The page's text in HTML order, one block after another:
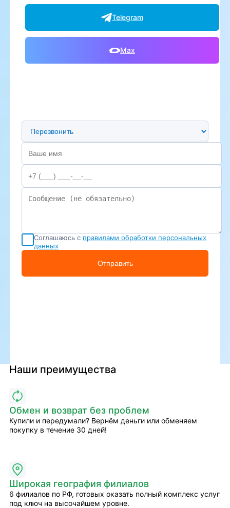
Telegram
Max
Предпочтительный способ связи
Соглашаюсь с правилами обработки персональных
данных
Отправить
Наши преимущества
Обмен и возврат без проблем
Купили и передумали? Вернём деньги или обменяем
покупку в течение 30 дней!
Широкая география филиалов
6 филиалов по РФ, готовых оказать полный комплекс услуг
под ключ на высочайшем уровне.